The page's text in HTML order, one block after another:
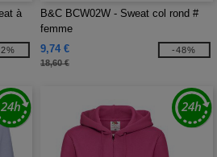
à
B&C BCW02W - Sweat col rond #
femme
9,74 €
18,60 €
-48%